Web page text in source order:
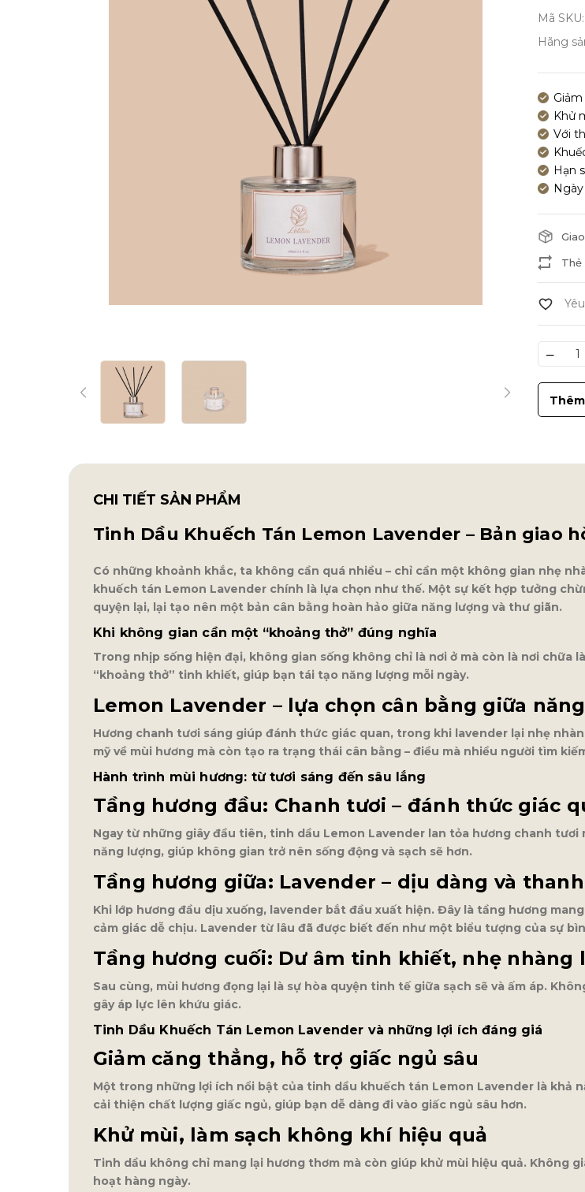
Mã SKU:
Hãng
Khử
Với
Hạn
–
CHI TIẾT SẢN PHẨM
Tinh Dầu Khuếch Tán Lemon Lavender – Bản giao
Có những khoảnh khắc, ta không cần quá nhiều – chỉ cần một không gian nhẹ
khuếch tán Lemon Lavender chính là lựa chọn như thế. Một sự kết hợp tưởng
quyện lại, lại tạo nên một bản cân bằng hoàn hảo giữa năng lượng và thư giãn.
Khi không gian cần một “khoảng thở” đúng nghĩa
Trong nhịp sống hiện đại, không gian sống không chỉ là nơi ở mà còn là nơi
“khoảng thở” tinh khiết, giúp bạn tái tạo năng lượng mỗi ngày.
Lemon Lavender – lựa chọn cân bằng giữa
Hương chanh tươi sáng giúp đánh thức giác quan, trong khi lavender lại nhẹ
mỹ về mùi hương mà còn tạo ra trạng thái cân bằng – điều mà nhiều người tìm
Hành trình mùi hương: từ tươi sáng đến sâu lắng
Tầng hương đầu: Chanh tươi – đánh thức giác
Ngay từ những giây đầu tiên, tinh dầu Lemon Lavender lan tỏa hương chanh
năng lượng, giúp không gian trở nên sống động và sạch sẽ hơn.
Tầng hương giữa: Lavender – dịu dàng và
Khi lớp hương đầu dịu xuống, lavender bắt đầu xuất hiện. Đây là tầng hương
cảm giác dễ chịu. Lavender từ lâu đã được biết đến như một biểu tượng của sự
Tầng hương cuối: Dư âm tinh khiết, nhẹ nhàng
Sau cùng, mùi hương đọng lại là sự hòa quyện tinh tế giữa sạch sẽ và ấm áp.
gây áp lực lên khứu giác.
Tinh Dầu Khuếch Tán Lemon Lavender và những lợi ích đáng giá
Giảm căng thẳng, hỗ trợ giấc ngủ sâu
Một trong những lợi ích nổi bật của tinh dầu khuếch tán Lemon Lavender là khả
cải thiện chất lượng giấc ngủ, giúp bạn dễ dàng đi vào giấc ngủ sâu hơn.
Khử mùi, làm sạch không khí hiệu quả
Tinh dầu không chỉ mang lại hương thơm mà còn giúp khử mùi hiệu quả. Không
hoạt hàng ngày.